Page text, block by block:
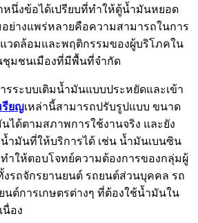
หนึ่งข้อได้เปรียบที่ทำให้ตู้น้ำมันหยอด
ย่างแพร่หลายคือความสามารถในการ
วดล้อมและพฤติกรรมของผู้บริโภคใน
ชุมชนเมืองที่มีพื้นที่จำกัด
รระบบเติมน้ำมันแบบประหยัดและเข้า
รียญเหล่านี้สามารถปรับรูปแบบ ขนาด
ได้ตามสภาพการใช้งานจริง และยัง
ำมันที่ให้บริการได้ เช่น น้ำมันเบนซิน
ำให้ตอบโจทย์ความต้องการของกลุ่มผู้
รถจักรยานยนต์ รถยนต์ส่วนบุคคล รถ
นต์การเกษตรต่างๆ ที่ต้องใช้น้ำมันใน
นื่อง